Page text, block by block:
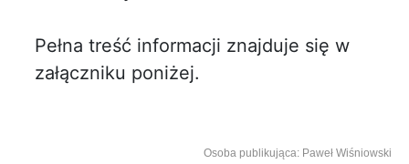
Pełna treść informacji znajduje się w
załączniku poniżej.
Osoba publikująca: Paweł Wiśniowski